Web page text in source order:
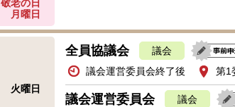
敬老の日
月曜日
火曜日
全員協議会
議会
議会運営委員会終了後
第1
議会運営委員会
議会